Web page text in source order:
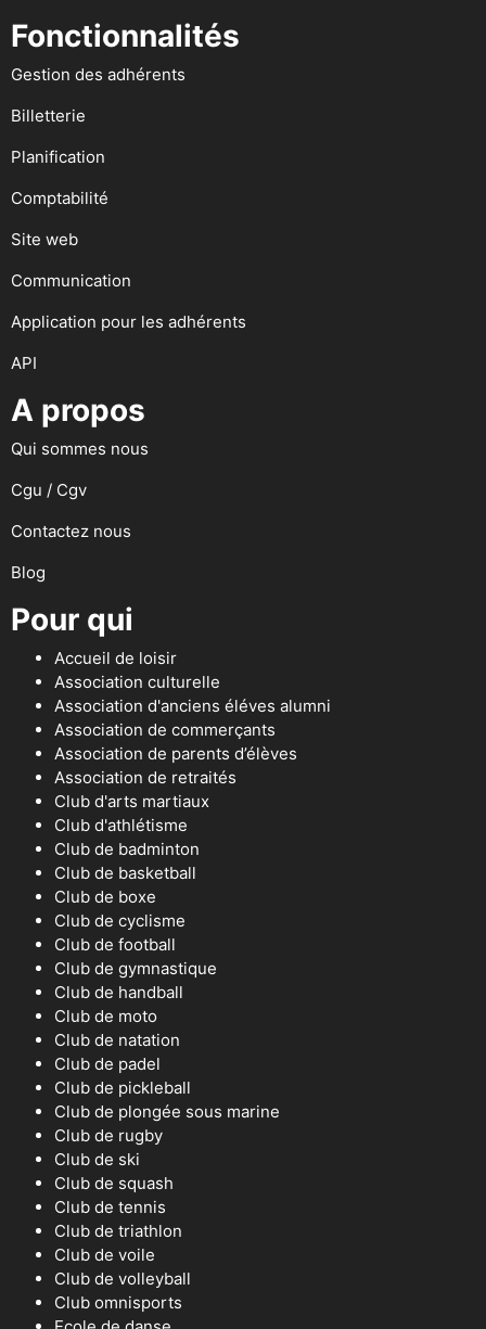
Fonctionnalités
Gestion des adhérents
Billetterie
Planification
Comptabilité
Site web
Communication
Application pour les adhérents
API
A propos
Qui sommes nous
Cgu / Cgv
Contactez nous
Blog
Pour qui
Accueil de loisir
Association culturelle
Association d'anciens éléves alumni
Association de commerçants
Association de parents d’élèves
Association de retraités
Club d'arts martiaux
Club d'athlétisme
Club de badminton
Club de basketball
Club de boxe
Club de cyclisme
Club de football
Club de gymnastique
Club de handball
Club de moto
Club de natation
Club de padel
Club de pickleball
Club de plongée sous marine
Club de rugby
Club de ski
Club de squash
Club de tennis
Club de triathlon
Club de voile
Club de volleyball
Club omnisports